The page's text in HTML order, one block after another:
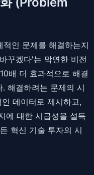
인 문제를 해결하는지
꾸겠다'는 막연한 비전
배 더 효과적으로 해결
해결하려는 문제의 시
데이터로 제시하고,
에 대한 시급성을 설득
혁신 기술 투자의 시